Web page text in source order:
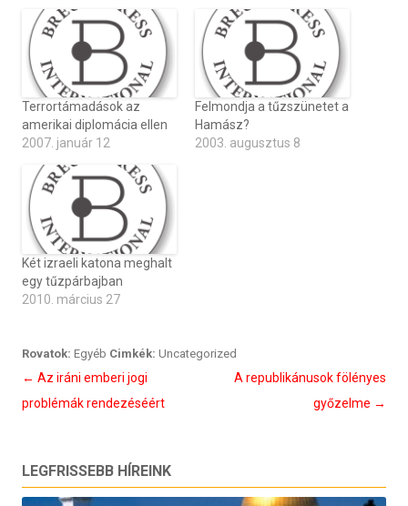
Terrortámadások az
amerikai diplomácia ellen
2007. január 12
Felmondja a tűzszünetet a
Hamász?
2003. augusztus 8
Két izraeli katona meghalt
egy tűzpárbajban
2010. március 27
Rovatok: Egyéb Cimkék: Uncategorized
Bejegyzés
navigáció
← Az iráni emberi jogi
problémák rendezéséért
A republikánusok fölényes
győzelme →
LEGFRISSEBB HÍREINK